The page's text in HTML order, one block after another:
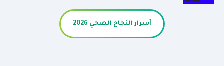
أسرار النجاح الصحي 2026